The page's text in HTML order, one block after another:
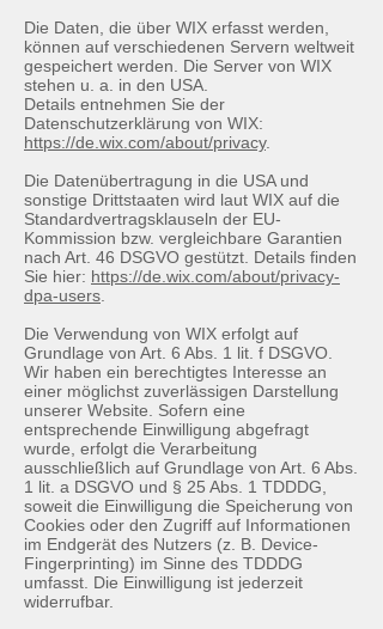
Die Daten, die über WIX erfasst werden,
können auf verschiedenen Servern weltweit
gespeichert werden. Die Server von WIX
stehen u. a. in den USA.
Details entnehmen Sie der
Datenschutzerklärung von WIX:
https://de.wix.com/about/privacy.
Die Datenübertragung in die USA und
sonstige Drittstaaten wird laut WIX auf die
Standardvertragsklauseln der EU-
Kommission bzw. vergleichbare Garantien
nach Art. 46 DSGVO gestützt. Details finden
Sie hier: https://de.wix.com/about/privacy-
dpa-users
Die Verwendung von WIX erfolgt auf
Grundlage von Art. 6 Abs. 1 lit. f DSGVO.
Wir haben ein berechtigtes Interesse an
einer möglichst zuverlässigen Darstellung
unserer Website. Sofern eine
entsprechende Einwilligung abgefragt
wurde, erfolgt die Verarbeitung
ausschließlich auf Grundlage von Art. 6 Abs.
1 lit. a DSGVO und § 25 Abs. 1 TDDDG,
soweit die Einwilligung die Speicherung von
Cookies oder den Zugriff auf Informationen
im Endgerät des Nutzers (z. B. Device-
Fingerprinting) im Sinne des TDDDG
umfasst. Die Einwilligung ist jederzeit
widerrufbar.